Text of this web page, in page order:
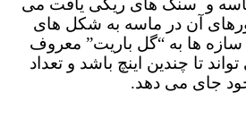
آن در ماسه به شکل های
سازه ها به “گل باریت” معروف
تا چندین اینچ باشد و تعداد
جای می دهد.